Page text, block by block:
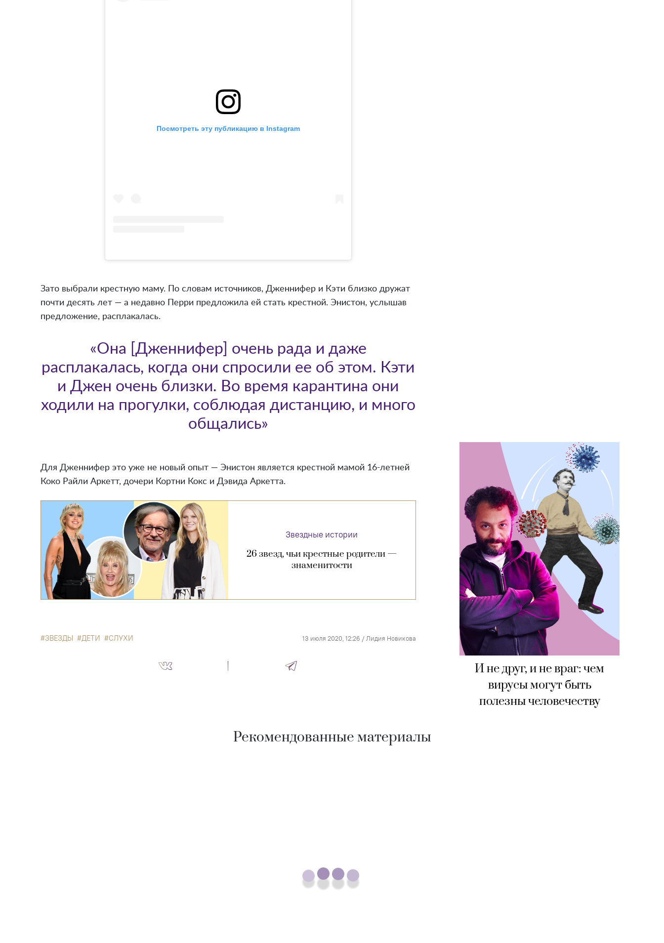
И не друг, и не враг: чем
вирусы могут быть
полезны человечеству
Посмотреть эту публикацию в Instagram
Зато выбрали крестную маму. По словам источников, Дженнифер и Кэти близко дружат
почти десять лет — а недавно Перри предложила ей стать крестной. Энистон, услышав
предложение, расплакалась.
«Она [Дженнифер] очень рада и даже
расплакалась, когда они спросили ее об этом. Кэти
и Джен очень близки. Во время карантина они
ходили на прогулки, соблюдая дистанцию, и много
общались»
Для Дженнифер это уже не новый опыт — Энистон является крестной мамой 16-летней
Коко Райли Аркетт, дочери Кортни Кокс и Дэвида Аркетта.
Звездные истории
26 звезд, чьи крестные родители —
знаменитости
ЗВЕЗДЫ ДЕТИ СЛУХИ 13 июля 2020, 12:26 /Лидия Новикова
Рекомендованные материалы